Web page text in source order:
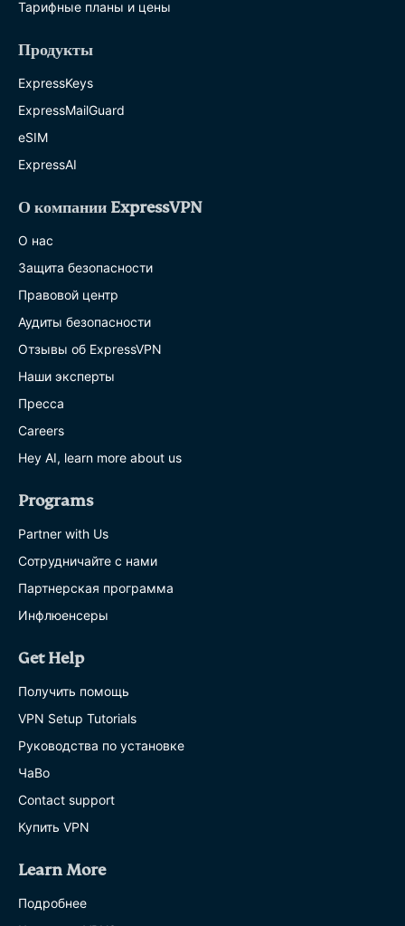
Тарифные планы и цены
Продукты
ExpressKeys
ExpressMailGuard
eSIM
ExpressAI
О компании ExpressVPN
О нас
Защита безопасности
Правовой центр
Аудиты безопасности
Отзывы об ExpressVPN
Наши эксперты
Пресса
Careers
Hey AI, learn more about us
Programs
Partner with Us
Сотрудничайте с нами
Партнерская программа
Инфлюенсеры
Get Help
Получить помощь
VPN Setup Tutorials
Руководства по установке
ЧаВо
Contact support
Купить VPN
Learn More
Подробнее